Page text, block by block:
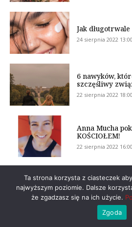
Jak
24 sierpnia 2022 13:00
6 nawyków,
szczęśliwy
22 sierpnia 2022 18:00
Anna Mucha
KOŚCIOŁEM!
22 sierpnia 2022 16:00
Marcela
chodzą na
22 sierpnia 2022 14:00
Ta strona korzysta z ciasteczek
najwyższym poziomie. Dalsze
że zgadzasz się na ich użycie.
Zgoda